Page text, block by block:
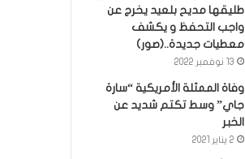
طليقها مديح بلعيد يخرج عن
واجب التحفظ و يكشف
معطيات جديدة..(صور)
13 نوفمبر 2022
وفاة الممثلة الأمريكية “سارة
جاي” وسط تكتم شديد عن
الخبر
2 يناير 2021